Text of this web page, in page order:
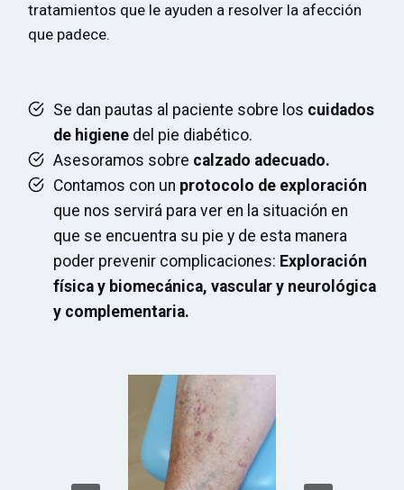
tratamientos que le ayuden a resolver la afección
que padece.
Se dan pautas al paciente sobre los cuidados
de higienedel pie diabético.
Asesoramos sobre calzado adecuado.
Contamos con un protocolo de exploración
que nos servirá para ver en la situación en
que se encuentra su pie y de esta manera
poder prevenir complicaciones: Exploración
física y biomecánica, vascular y neurológica
y complementaria.